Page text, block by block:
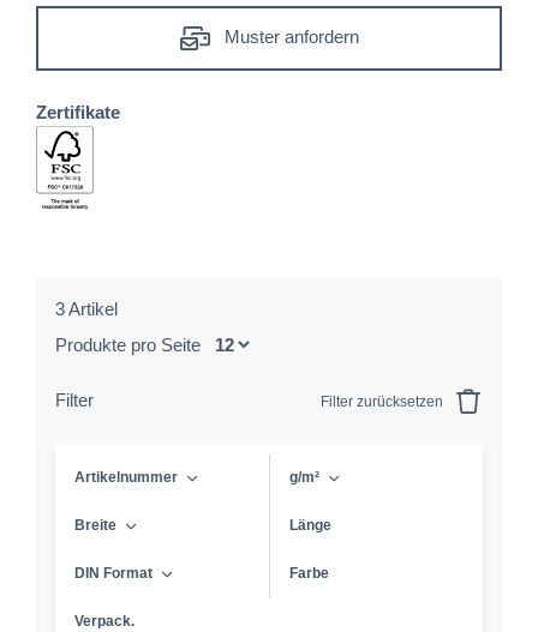
Muster anfordern
Zertifikate
3 Artikel
Produkte pro Seite
Filter Filter zurücksetzen
Artikelnummer g/m²
Breite Länge
DIN Format Farbe
Verpack.